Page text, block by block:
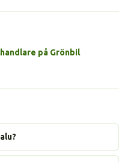
på Grönbil